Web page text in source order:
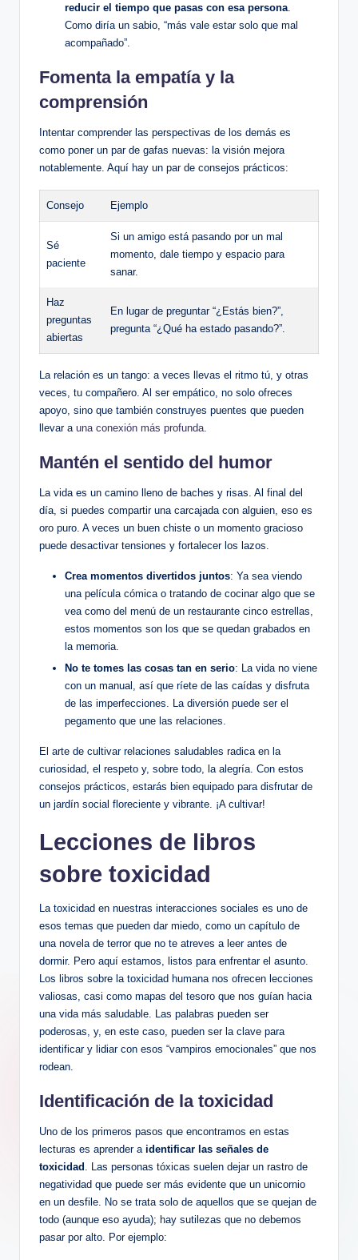
reducir el⁢ tiempo‍ que pasas con ⁢esa persona
Como diría un sabio, ⁢“más vale estar solo ⁣que mal‍
acompañado”. ​
Fomenta la empatía y la
comprensión
Intentar​ comprender las perspectivas de⁢ los demás es
‌como poner un par de gafas nuevas:⁤ la visión mejora
⁢notablemente. Aquí hay un par de⁣ consejos prácticos:
Consejo Ejemplo
Sé
paciente
Si un amigo está pasando por ⁣un mal⁢
momento, dale‌ tiempo y‌ espacio para
sanar.
Haz⁢
preguntas
abiertas
En lugar de preguntar “¿Estás bien?”,
pregunta “¿Qué​ ha estado pasando?”.
La ⁣relación es un ⁢tango: a veces llevas⁣ el ⁢ritmo tú, y otras
‌veces, tu compañero. Al ser empático, no solo ofreces
apoyo, sino ​que también⁣ construyes puentes que pueden
llevar a una conexión más profunda
Mantén el sentido del humor
La vida es un camino lleno de baches y risas.⁢ Al final del
día, si puedes ⁣compartir una ⁤carcajada⁢ con alguien, eso es
oro puro. A​ veces un buen chiste o un momento gracioso
⁢puede desactivar‍ tensiones y fortalecer los lazos.‍
Crea momentos divertidos juntos: Ya sea viendo
una película cómica o tratando de cocinar algo que se
⁢vea ‍como del menú de un‍ restaurante cinco estrellas,
estos momentos son ‌los que se quedan grabados en
la memoria.
No te tomes las⁢ cosas tan en serio: ⁤La vida no viene
con​ un manual, así que ríete ⁤de las caídas y disfruta
de las​ imperfecciones. La diversión puede ser el‌
pegamento que une las relaciones.
El arte de cultivar ‍relaciones saludables radica en la
curiosidad, ‍el ⁢respeto⁤ y, sobre todo, la alegría.⁣ Con⁤ estos
consejos prácticos, estarás bien ⁢equipado para disfrutar de
un jardín social‌ floreciente y ⁣vibrante. ¡A ‌cultivar!
Lecciones de ‌libros
sobre toxicidad
La toxicidad en nuestras interacciones ‌sociales⁣ es uno de
⁤esos temas que pueden dar miedo, como un capítulo⁢ de⁣
una novela de terror que no ⁤te atreves⁢ a leer antes de
dormir. ⁤Pero aquí estamos, listos para enfrentar el asunto.
Los libros ‍sobre​ la toxicidad humana⁢ nos ofrecen lecciones
valiosas, casi como mapas del tesoro‌ que nos guían hacia
una vida más ⁢saludable. Las⁢ palabras pueden ser
poderosas, y, en este caso, pueden ser la ⁤clave para
identificar y lidiar ⁤con esos “vampiros‍ emocionales” que nos
rodean.
Identificación de ‍la toxicidad
Uno de los primeros pasos que encontramos en ⁢estas
lecturas es ⁣aprender a identificar las señales de
toxicidad . Las personas tóxicas suelen dejar un ‍rastro de​
negatividad ‌que puede ser más evidente⁣ que un ​unicornio
en un desfile.⁣ No se trata solo de aquellos que se quejan de
todo (aunque eso ayuda); hay sutilezas que no debemos
pasar por alto. Por ejemplo: